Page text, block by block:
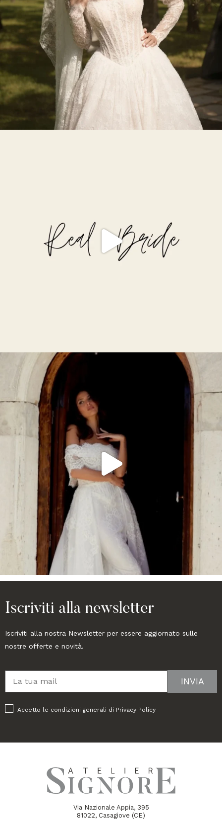
Iscriviti alla newsletter
Iscriviti alla nostra Newsletter per essere aggiornato sulle
nostre offerte e novità.
Accetto le condizioni generali di Privacy Policy
Via Nazionale Appia, 395
81022, Casagiove (CE)